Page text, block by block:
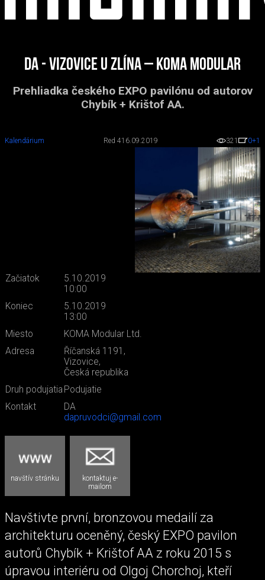
DA - Vizovice u Zlína – Koma Modular
Prehliadka českého EXPO pavilónu od autorov
Chybík + Krištof AA.
Kalendárium Red 416.09.2019 321 0+1
Začiatok
5.10.2019
10:00
Koniec
5.10.2019
13:00
Miesto
KOMA Modular Ltd.
Adresa
Říčanská 1191,
Vizovice,
Česká republika
Druh podujatia Podujatie
Kontakt
DA
dapruvodci@gmail.com
navštív stránku
kontaktuj e-
mailom
Navštivte první, bronzovou medailí za
architekturu oceněný, český EXPO pavilon
autorů Chybík + Krištof AA z roku 2015 s
úpravou interiéru od Olgoj Chorchoj, kteří